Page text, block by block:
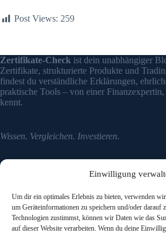
Einwilligung
Um dir ein optimales Erlebnis zu bieten, verwenden
um Geräteinformationen zu speichern und/oder darauf
Technologien zustimmst, können wir Daten wie das
auf dieser Website verarbeiten. Wenn du deine
Post Views: 259
Zertifikate-Check ist dein unabhängiger
Zertifikate, strukturierte Produkte und
findest du verständliche Erklärungen,
praktische Tools – von einer Finanzexpertin,
kennt.
Wissen. Vergleichen. Investieren.
Start
Grundwissen
Über Uns
Gastbeitrag schreiben